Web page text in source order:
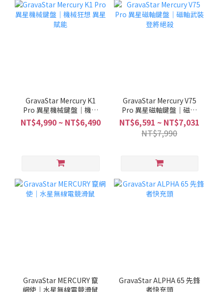
GravaStar Mercury K1
Pro 異星機械鍵盤｜機械
狂想 異星賦能
NT$4,990 ~ NT$6,490
GravaStar Mercury V75
Pro 異星磁軸鍵盤｜磁軸
武裝 登將絕殺
NT$6,591 ~ NT$7,031
NT$7,990
GravaStar MERCURY 竄
網使｜水星無線電競滑鼠
GravaStar ALPHA 65 先鋒
者快充頭